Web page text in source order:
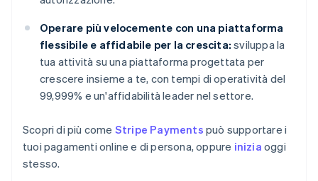
Operare più velocemente con una piattaforma
flessibile e affidabile per la crescita: sviluppa la
tua attività su una piattaforma progettata per
crescere insieme a te, con tempi di operatività del
99,999% e un'affidabilità leader nel settore.
Scopri di più come Stripe Payments può supportare i
tuoi pagamenti online e di persona, oppure inizia oggi
stesso.